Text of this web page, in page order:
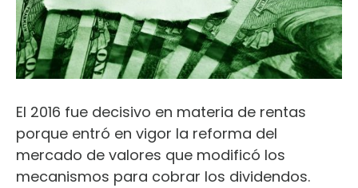
El 2016 fue decisivo en materia de rentas
porque entró en vigor la reforma del
mercado de valores que modificó los
mecanismos para cobrar los dividendos.